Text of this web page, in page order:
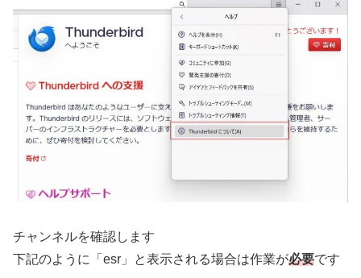
チャンネルを確認します
下記のように「esr」と表示される場合は作業が必要です